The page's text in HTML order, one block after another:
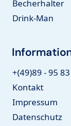
Becherhalter
Drink-Man
+(49)89 - 95
Kontakt
Impressum
Datenschutz